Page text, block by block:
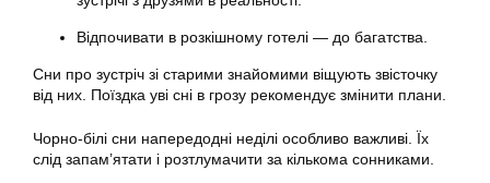
Відпочивати в розкішному готелі — до багатства.
Сни про зустріч зі старими знайомими віщують звісточку
від них. Поїздка уві сні в грозу рекомендує змінити плани.
Чорно-білі сни напередодні неділі особливо важливі. Їх
слід запам’ятати і розтлумачити за кількома сонниками.